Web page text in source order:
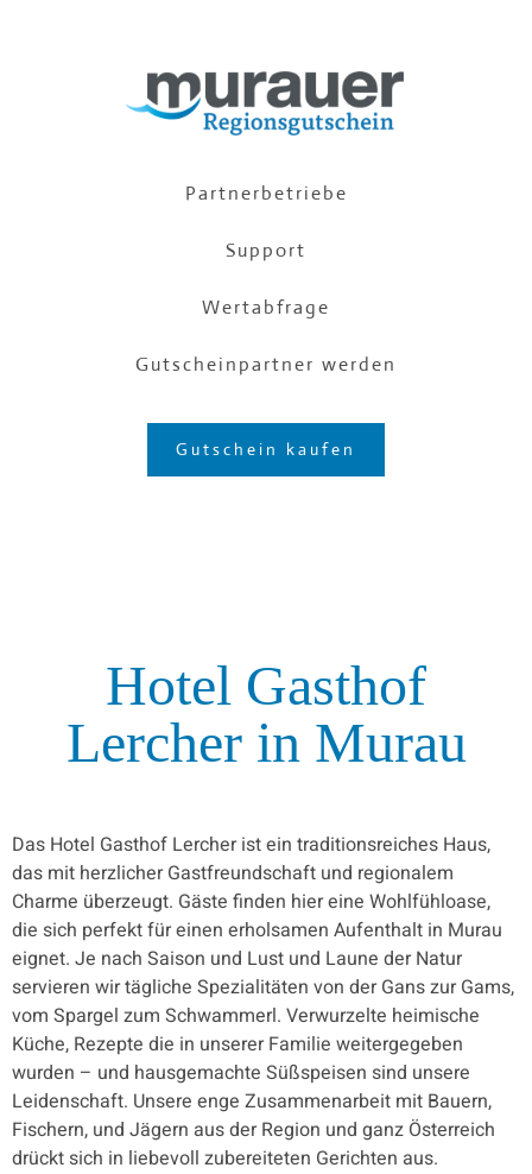
Partnerbetriebe
Support
Wertabfrage
Gutscheinpartner werden
Gutschein kaufen
Hotel Gasthof
Lercher in Murau
Das Hotel Gasthof Lercher ist ein traditionsreiches Haus,
das mit herzlicher Gastfreundschaft und regionalem
Charme überzeugt. Gäste finden hier eine Wohlfühloase,
die sich perfekt für einen erholsamen Aufenthalt in Murau
eignet. Je nach Saison und Lust und Laune der Natur
servieren wir tägliche Spezialitäten von der Gans zur Gams,
vom Spargel zum Schwammerl. Verwurzelte heimische
Küche, Rezepte die in unserer Familie weitergegeben
wurden – und hausgemachte Süßspeisen sind unsere
Leidenschaft. Unsere enge Zusammenarbeit mit Bauern,
Fischern, und Jägern aus der Region und ganz Österreich
drückt sich in liebevoll zubereiteten Gerichten aus.